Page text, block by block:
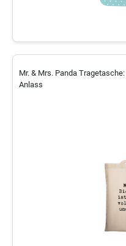
Mr. & Mrs. Panda
Anlass